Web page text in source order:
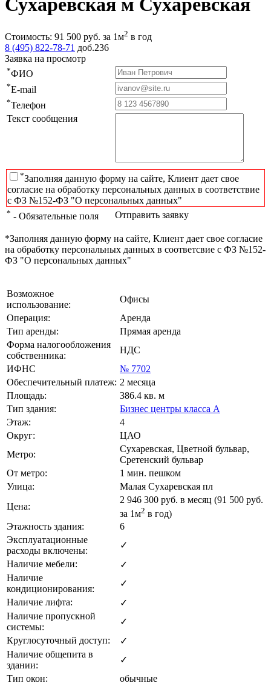
Сухаревская м Сухаревская
Стоимость: 91 500 руб. за 1м2 в год
8 (495) 822-78-71 доб.236
Заявка на просмотр
*ФИО
*E-mail
*Телефон
Текст сообщения
*Заполняя данную форму на сайте, Клиент дает свое
согласие на обработку персональных данных в соответствие
с ФЗ №152-ФЗ "О персональных данных"
* - Обязательные поля Отправить заявку
*Заполняя данную форму на сайте, Клиент дает свое согласие
на обработку персональных данных в соответсвие с ФЗ №152-
ФЗ "О персональных данных"
Возможное
использование:
Офисы
Операция:
Аренда
Тип аренды:
Прямая аренда
Форма налогообложения
собственника:
НДС
ИФНС
№ 7702
Обеспечительный платеж: 2 месяца
Площадь:
386.4 кв. м
Тип здания:
Бизнес центры класса А
Этаж:
4
Округ:
ЦАО
Метро:
Сухаревская, Цветной бульвар,
Сретенский бульвар
От метро:
1 мин. пешком
Улица:
Малая Сухаревская пл
Цена:
2 946 300 руб. в месяц (91 500 руб.
за 1м2 в год)
Этажность здания:
6
Эксплуатационные
расходы включены:
✓
Наличие мебели:
✓
Наличие
кондиционирования:
✓
Наличие лифта:
✓
Наличие пропускной
системы:
✓
Круглосуточный доступ:
✓
Наличие общепита в
здании:
✓
Тип окон:
обычные